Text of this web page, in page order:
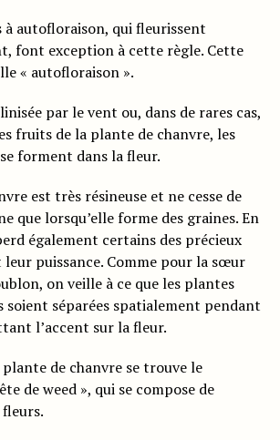
à autofloraison, qui fleurissent
font exception à cette règle. Cette
« autofloraison ».
par le vent ou, dans de rares cas,
fruits de la plante de chanvre, les
forment dans la fleur.
est très résineuse et ne cesse de
que lorsqu’elle forme des graines. En
également certains des précieux
leur puissance. Comme pour la sœur
on veille à ce que les plantes
soient séparées spatialement pendant
l’accent sur la fleur.
de chanvre se trouve le
de weed », qui se compose de